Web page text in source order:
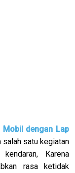
Mobil dengan Lap
satu kegiatan
Karena
rasa ketidak